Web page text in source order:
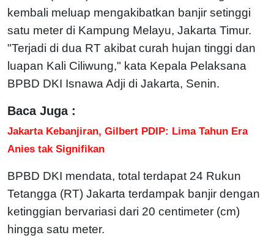
kembali meluap mengakibatkan banjir setinggi
satu meter di Kampung Melayu, Jakarta Timur.
"Terjadi di dua RT akibat curah hujan tinggi dan
luapan Kali Ciliwung," kata Kepala Pelaksana
BPBD DKI Isnawa Adji di Jakarta, Senin.
Baca Juga :
Jakarta Kebanjiran, Gilbert PDIP: Lima Tahun Era
Anies tak Signifikan
BPBD DKI mendata, total terdapat 24 Rukun
Tetangga (RT) Jakarta terdampak banjir dengan
ketinggian bervariasi dari 20 centimeter (cm)
hingga satu meter.